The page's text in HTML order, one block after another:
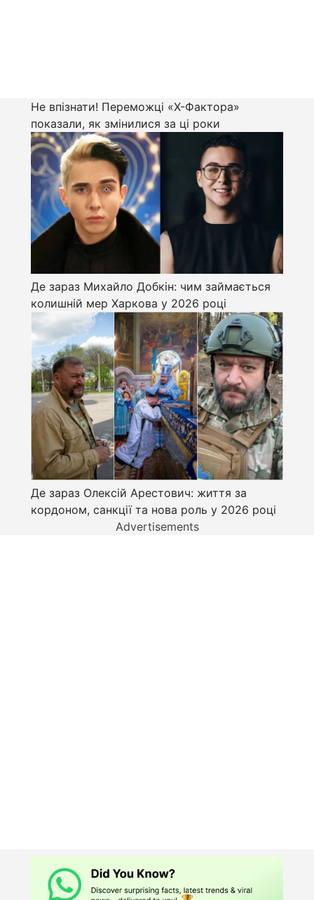
Не впізнати! Переможці «Х-Фактора»
показали, як змінилися за ці роки
Де зараз Михайло Добкін: чим займається
колишній мер Харкова у 2026 році
Де зараз Олексій Арестович: життя за
кордоном, санкції та нова роль у 2026 році
Advertisements